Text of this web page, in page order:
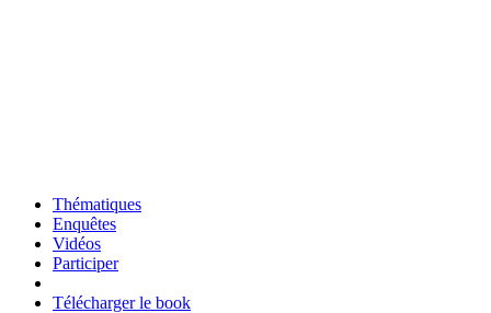
Thématiques
Enquêtes
Vidéos
Participer
Télécharger le book